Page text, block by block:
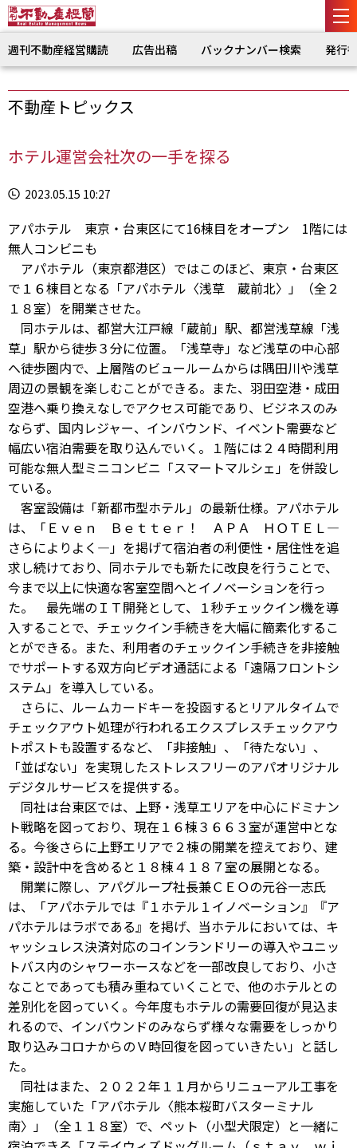
週刊不動産経営購読 広告出稿 バックナンバー検索 発行
不動産トピックス
ホテル運営会社次の一手を探る
2023.05.15 10:27
アパホテル 東京・台東区にて16棟目をオープン 1階には
無人コンビニも
アパホテル（東京都港区）ではこのほど、東京・台東区
で１６棟目となる「アパホテル〈浅草 蔵前北〉」（全２
１８室）を開業させた。
同ホテルは、都営大江戸線「蔵前」駅、都営浅草線「浅
草」駅から徒歩３分に位置。「浅草寺」など浅草の中心部
へ徒歩圏内で、上層階のビュールームからは隅田川や浅草
周辺の景観を楽しむことができる。また、羽田空港・成田
空港へ乗り換えなしでアクセス可能であり、ビジネスのみ
ならず、国内レジャー、インバウンド、イベント需要など
幅広い宿泊需要を取り込んでいく。１階には２４時間利用
可能な無人型ミニコンビニ「スマートマルシェ」を併設し
ている。
客室設備は「新都市型ホテル」の最新仕様。アパホテル
は、「Ｅｖｅｎ Ｂｅｔｔｅｒ！ ＡＰＡ ＨＯＴＥＬ―
さらによりよく―」を掲げて宿泊者の利便性・居住性を追
求し続けており、同ホテルでも新たに改良を行うことで、
今まで以上に快適な客室空間へとイノベーションを行っ
た。 最先端のＩＴ開発として、１秒チェックイン機を導
入することで、チェックイン手続きを大幅に簡素化するこ
とができる。また、利用者のチェックイン手続きを非接触
でサポートする双方向ビデオ通話による「遠隔フロントシ
ステム」を導入している。
さらに、ルームカードキーを投函するとリアルタイムで
チェックアウト処理が行われるエクスプレスチェックアウ
トポストも設置するなど、「非接触」、「待たない」、
「並ばない」を実現したストレスフリーのアパオリジナル
デジタルサービスを提供する。
同社は台東区では、上野・浅草エリアを中心にドミナン
ト戦略を図っており、現在１６棟３６６３室が運営中とな
る。今後さらに上野エリアで２棟の開業を控えており、建
築・設計中を含めると１８棟４１８７室の展開となる。
開業に際し、アパグループ社長兼ＣＥＯの元谷一志氏
は、「アパホテルでは『１ホテル１イノベーション』『ア
パホテルはラボである』を掲げ、当ホテルにおいては、キ
ャッシュレス決済対応のコインランドリーの導入やユニッ
トバス内のシャワーホースなどを一部改良しており、小さ
なことであっても積み重ねていくことで、他のホテルとの
差別化を図っていく。今年度もホテルの需要回復が見込ま
れるので、インバウンドのみならず様々な需要をしっかり
取り込みコロナからのＶ時回復を図っていきたい」と話し
た。
同社はまた、２０２２年１１月からリニューアル工事を
実施していた「アパホテル〈熊本桜町バスターミナル
南〉」（全１１８室）で、ペット（小型犬限定）と一緒に